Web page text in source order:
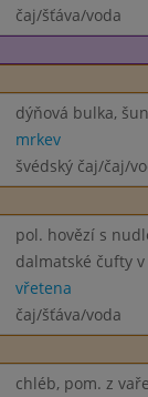
čaj/šťáva/voda
dýňová bulka,
mrkev
švédský čaj/čaj/
pol. hovězí s
dalmatské čufty
vřetena
čaj/šťáva/voda
chléb, pom. z